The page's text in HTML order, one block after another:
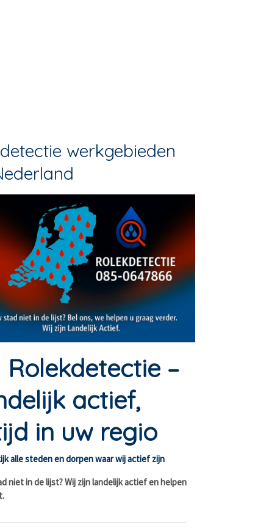
werkgebieden
Rolekdetectie –
actief,
in uw regio
alle steden en dorpen waar wij actief zijn
niet in de lijst? Wij zijn landelijk actief en helpen